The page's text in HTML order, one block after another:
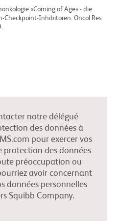
«Coming of Age» - die
Inhibitoren. Oncol Res
notre délégué
des données à
pour exercer vos
protection des données
préoccupation ou
avoir concernant
données personnelles
Squibb Company.